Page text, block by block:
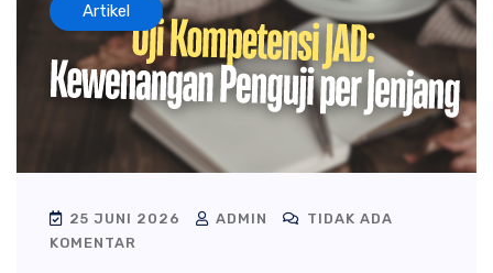
Artikel
25 JUNI 2026 ADMIN
TIDAK ADA
KOMENTAR